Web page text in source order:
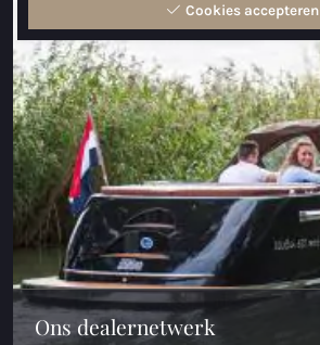
Maxima 720 retro
Maxima 730
Maxima 730I
Maxima 820 retro
Maxima 920 cabin
Maxima 650 Flying Lounge
Maxima 750 Flying Lounge
Ons dealernetwerk
Cookies accepteren